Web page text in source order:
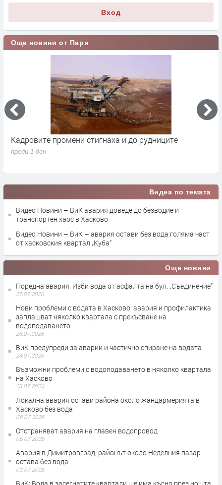
Вход
Още новини от Пари
Кадровите промени стигнаха и до рудниците
преди 1 ден
Видеа по темата
Видео Новини – ВиК авария доведе до безводие и
транспортен хаос в Хасково
Видео Новини – ВиК – авария остави без вода голяма част
от хасковския квартал „Куба“
Още новини
Поредна авария: Изби вода от асфалта на бул. „Съединение“
27.07.2026
Нови проблеми с водата в Хасково: авария и профилактика
заплашват няколко квартала с прекъсване на
водоподаването
26.07.2026
ВиК предупреди за аварии и частично спиране на водата
24.07.2026
Възможни проблеми с водоподаването в няколко квартала
на Хасково
23.07.2026
Локална авария остави района около жандармерията в
Хасково без вода
09.07.2026
Отстраняват авария на главен водопровод
06.07.2026
Авария в Димитровград, районът около Неделния пазар
остава без вода
03.07.2026